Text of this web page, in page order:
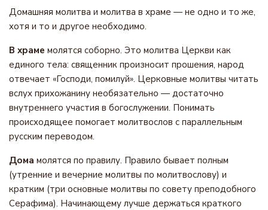
Домашняя молитва и молитва в храме — не одно и то же,
хотя и то и другое необходимо.
В храме молятся соборно. Это молитва Церкви как
единого тела: священник произносит прошения, народ
отвечает «Господи, помилуй». Церковные молитвы читать
вслух прихожанину необязательно — достаточно
внутреннего участия в богослужении. Понимать
происходящее помогает молитвослов с параллельным
русским переводом.
Дома молятся по правилу. Правило бывает полным
(утренние и вечерние молитвы по молитвослову) и
кратким (три основные молитвы по совету преподобного
Серафима). Начинающему лучше держаться краткого